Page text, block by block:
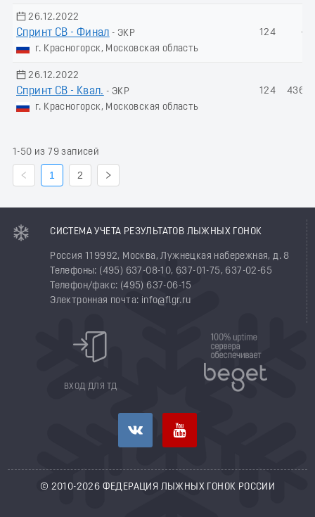
26.12.2022
Спринт СВ - Финал - ЭКР
г. Красногорск, Московская область
124 -
26.12.2022
Спринт СВ - Квал. - ЭКР
г. Красногорск, Московская область
124
1-50 из 79 записей
1 2
СИСТЕМА УЧЕТА РЕЗУЛЬТАТОВ ЛЫЖНЫХ ГОНОК
Россия 119992, Москва, Лужнецкая набережная, д. 8
Телефоны: (495) 637-08-10, 637-01-75, 637-02-65
Телефон/факс: (495) 637-06-15
Электронная почта: info@flgr.ru
ВХОД ДЛЯ ТД
© 2010-2026 ФЕДЕРАЦИЯ ЛЫЖНЫХ ГОНОК РОССИИ